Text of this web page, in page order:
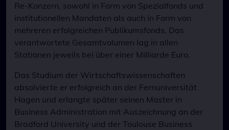
Re-Konzern, sowohl in Form von Spezialfonds und
institutionellen Mandaten als auch in Form von
mehreren erfolgreichen Publikumsfonds. Das
verantwortete Gesamtvolumen lag in allen
Stationen jeweils bei über einer Milliarde Euro.
Das Studium der Wirtschaftswissenschaften
absolvierte er erfolgreich an der Fernuniversität
Hagen und erlangte später seinen Master in
Business Administration mit Auszeichnung an der
Bradford University und der Toulouse Business